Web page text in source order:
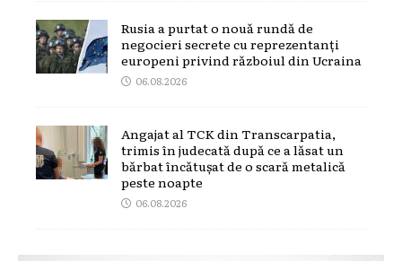
Rusia a purtat o nouă rundă de
negocieri secrete cu reprezentanți
europeni privind războiul din Ucraina
06.08.2026
Angajat al TCK din Transcarpatia,
trimis în judecată după ce a lăsat un
bărbat încătușat de o scară metalică
peste noapte
06.08.2026